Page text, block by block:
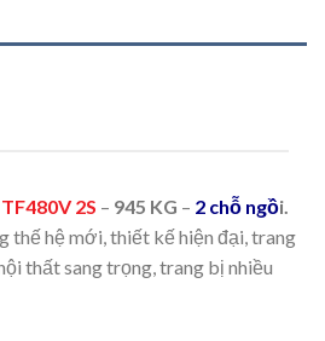
2S – 945 KG – 2 chỗ ngồi.
thế hệ mới, thiết kế hiện đại, trang
nội thất sang trọng, trang bị nhiều